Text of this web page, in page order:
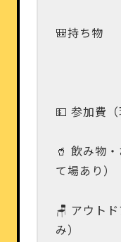
🎒持ち物
💵 参加費（
🥤 飲み物
て場あり）
🪑 アウト
み）